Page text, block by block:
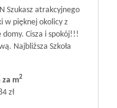
Szukasz atrakcyjnego
w pięknej okolicy z
Cisza i spokój!!!
Najbliższa Szkoła
za m2
zł